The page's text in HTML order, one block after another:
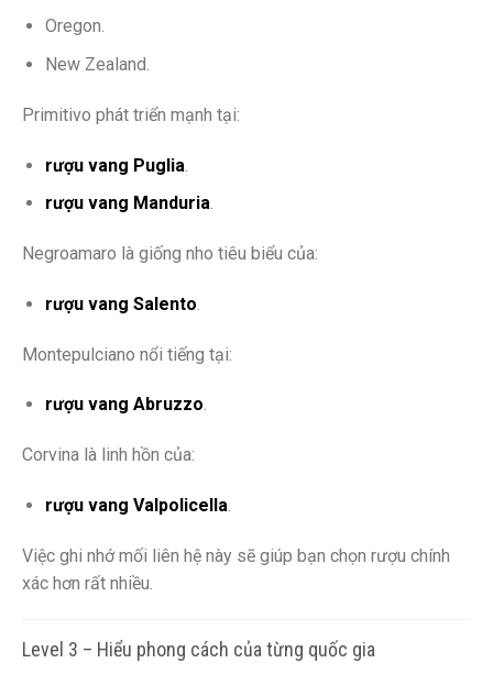
Oregon.
New Zealand.
Primitivo phát triển mạnh tại:
rượu vang Puglia
rượu vang Manduria.
Negroamaro là giống nho tiêu biểu của:
rượu vang Salento
Montepulciano nổi tiếng tại:
rượu vang Abruzzo.
Corvina là linh hồn của:
rượu vang Valpolicella.
Việc ghi nhớ mối liên hệ này sẽ giúp bạn chọn rượu chính
xác hơn rất nhiều.
Level 3 – Hiểu phong cách của từng quốc gia